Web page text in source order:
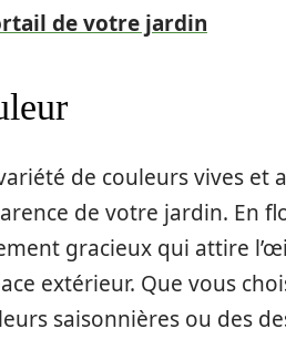
de votre jardin
de couleurs vives et
de votre jardin. En
gracieux qui attire
extérieur. Que vous
saisonnières ou des